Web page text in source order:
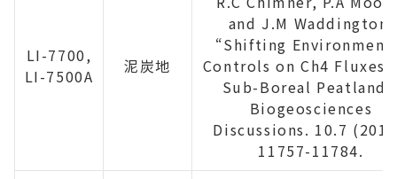
LI-7700,
LI-7500A
泥炭地
and J.M Waddington.
“Shifting
Controls on Ch4 Fluxes
Sub-Boreal
Biogeosciences
Discussions. 10.7
11757-11784.